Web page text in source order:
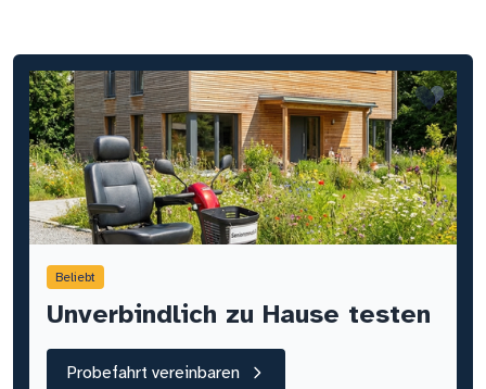
Beliebt
Unverbindlich zu Hause testen
Probefahrt vereinbaren